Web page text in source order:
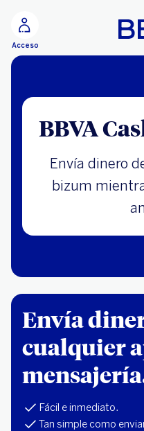
Acceso
BBVA
Envía dinero
bizum
Envía
cualquier
Fácil e inmediato.
Tan simple como